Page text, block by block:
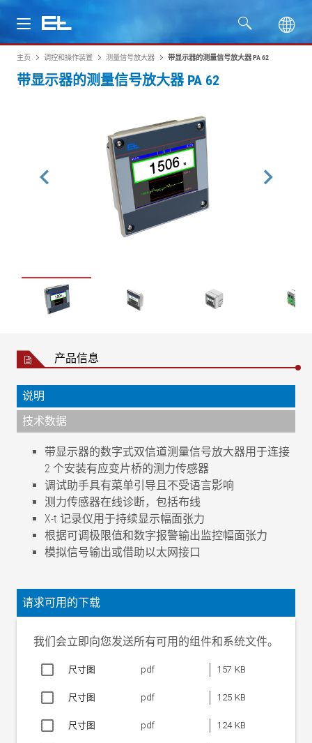
产品
公司
主页 调控和操作装置 测量信号放大器 带显示器的测量信号放大器 PA 62
带显示器的测量信号放大器 PA 62
产品信息
说明
技术数据
带显示器的数字式双信道测量信号放大器用于连接
2 个安装有应变片桥的测力传感器
调试助手具有菜单引导且不受语言影响
测力传感器在线诊断，包括布线
X-t 记录仪用于持续显示幅面张力
根据可调极限值和数字报警输出监控幅面张力
模拟信号输出或借助以太网接口
工作电压
额定值
24 V DC
额定范围（波动包
18 至 30 V DC
额定工作温度
10 °C 至 +50 °C
相对空气湿度
最大 95%，不冷凝
输入电压（应变片
桥）
2 x 0 至 ±25 mV, 14 Bit, t cycle =1
ms
请求可用的下载
我们会立即向您发送所有可用的组件和系统文件。
尺寸图 pdf 157 KB
尺寸图 pdf 125 KB
尺寸图 pdf 124 KB